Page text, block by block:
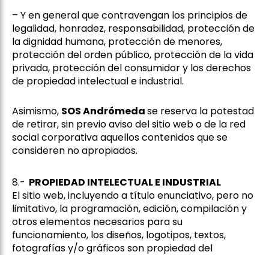
– Y en general que contravengan los principios de
legalidad, honradez, responsabilidad, protección de
la dignidad humana, protección de menores,
protección del orden público, protección de la vida
privada, protección del consumidor y los derechos
de propiedad intelectual e industrial.
Asimismo, SOS Andrómedase reserva la potestad
de retirar, sin previo aviso del sitio web o de la red
social corporativa aquellos contenidos que se
consideren no apropiados.
8.- PROPIEDAD INTELECTUAL E INDUSTRIAL
El sitio web, incluyendo a título enunciativo, pero no
limitativo, la programación, edición, compilación y
otros elementos necesarios para su
funcionamiento, los diseños, logotipos, textos,
fotografías y/o gráficos son propiedad del